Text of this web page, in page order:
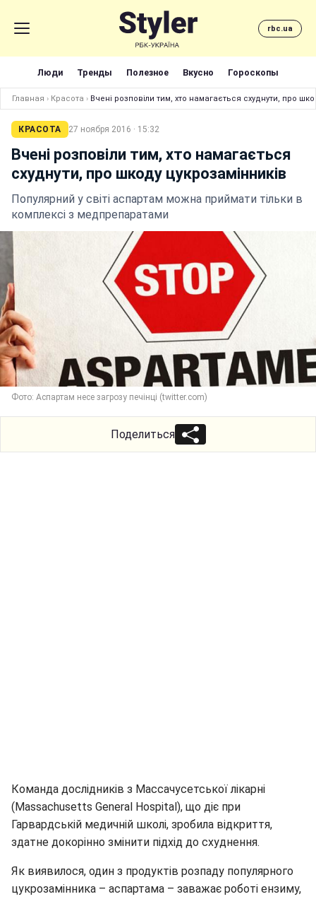
rbc.ua
Люди Тренды Полезное Вкусно Гороскопы
Главная › Красота › Вчені розповіли тим, хто намагається схуднути, про
КРАСОТА 27 ноября 2016 · 15:32
Вчені розповіли тим, хто намагається
схуднути, про шкоду цукрозамінників
Популярний у світі аспартам можна приймати тільки в
комплексі з медпрепаратами
Фото: Аспартам несе загрозу печінці (twitter.com)
Поделиться
Команда дослідників з Массачусетської лікарні
(Massachusetts General Hospital), що діє при
Гарвардській медичній школі, зробила відкриття,
здатне докорінно змінити підхід до схуднення.
Як виявилося, один з продуктів розпаду популярного
цукрозамінника – аспартама – заважає роботі ензиму,